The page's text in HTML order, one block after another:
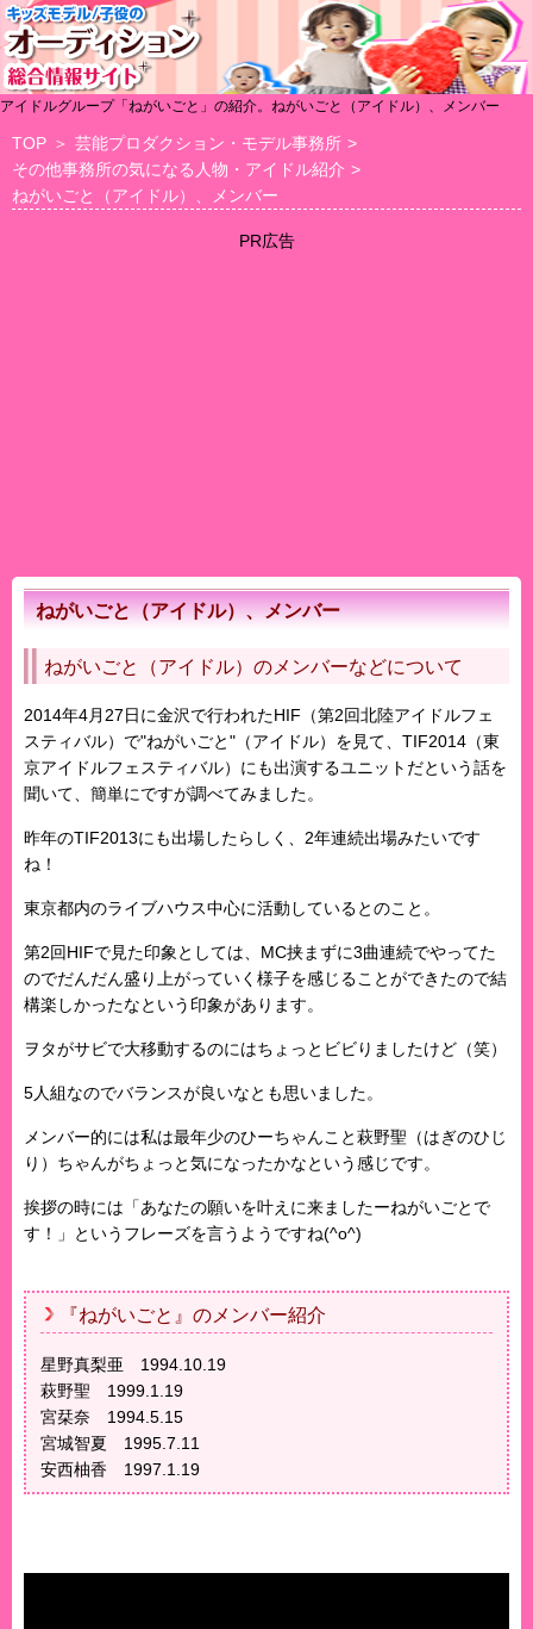
アイドルグループ「ねがいごと」の紹介。ねがいごと（アイドル）、メンバー
TOP ＞ 芸能プロダクション・モデル事務所 >
その他事務所の気になる人物・アイドル紹介 >
ねがいごと（アイドル）、メンバー
PR広告
ねがいごと（アイドル）、メンバー
ねがいごと（アイドル）のメンバーなどについて
2014年4月27日に金沢で行われたHIF（第2回北陸アイドルフェ
スティバル）で"ねがいごと"（アイドル）を見て、TIF2014（東
京アイドルフェスティバル）にも出演するユニットだという話を
聞いて、簡単にですが調べてみました。
昨年のTIF2013にも出場したらしく、2年連続出場みたいです
ね！
東京都内のライブハウス中心に活動しているとのこと。
第2回HIFで見た印象としては、MC挟まずに3曲連続でやってた
のでだんだん盛り上がっていく様子を感じることができたので結
構楽しかったなという印象があります。
ヲタがサビで大移動するのにはちょっとビビりましたけど（笑）
5人組なのでバランスが良いなとも思いました。
メンバー的には私は最年少のひーちゃんこと萩野聖（はぎのひじ
り）ちゃんがちょっと気になったかなという感じです。
挨拶の時には「あなたの願いを叶えに来ましたーねがいごとで
す！」というフレーズを言うようですね(^o^)
『ねがいごと』のメンバー紹介
星野真梨亜 1994.10.19
萩野聖 1999.1.19
宮栞奈 1994.5.15
宮城智夏 1995.7.11
安西柚香 1997.1.19